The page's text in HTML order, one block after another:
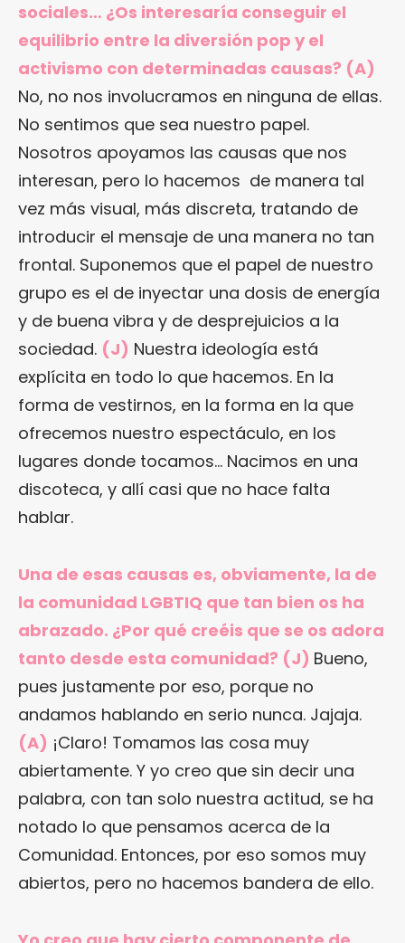
sociales… ¿Os interesaría conseguir el
equilibrio entre la diversión pop y el
activismo con determinadas causas? (A)
No, no nos involucramos en ninguna de ellas.
No sentimos que sea nuestro papel.
Nosotros apoyamos las causas que nos
interesan, pero lo hacemos de manera tal
vez más visual, más discreta, tratando de
introducir el mensaje de una manera no tan
frontal. Suponemos que el papel de nuestro
grupo es el de inyectar una dosis de energía
y de buena vibra y de desprejuicios a la
sociedad. (J) Nuestra ideología está
explícita en todo lo que hacemos. En la
forma de vestirnos, en la forma en la que
ofrecemos nuestro espectáculo, en los
lugares donde tocamos… Nacimos en una
discoteca, y allí casi que no hace falta
hablar.
Una de esas causas es, obviamente, la de
la comunidad LGBTIQ que tan bien os ha
abrazado. ¿Por qué creéis que se os adora
tanto desde esta comunidad? (J) Bueno,
pues justamente por eso, porque no
andamos hablando en serio nunca. Jajaja.
(A) ¡Claro! Tomamos las cosa muy
abiertamente. Y yo creo que sin decir una
palabra, con tan solo nuestra actitud, se ha
notado lo que pensamos acerca de la
Comunidad. Entonces, por eso somos muy
abiertos, pero no hacemos bandera de ello.